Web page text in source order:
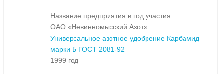
Название предприятия в год участия:
ОАО «Невинномысский Азот»
Универсальное азотное удобрение Карбамид
марки Б ГОСТ 2081-92
1999 год